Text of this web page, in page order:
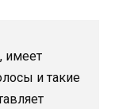
имеет
и такие